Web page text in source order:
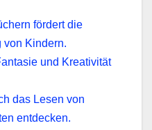
fördert die
von Kindern.
und Kreativität
das Lesen von
entdecken.